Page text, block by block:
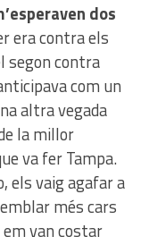
dos
era contra els
segon contra
com un
altra vegada
la millor
va fer Tampa.
els vaig agafar a
més cars
van costar